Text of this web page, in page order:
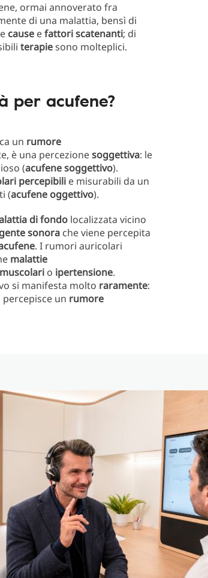
ormai annoverato fra
di una malattia, bensì di
cause efattori scatenanti; di
terapiesono molteplici.
per acufene?
un rumore
è una percezionesoggettiva: le
(acufene soggettivo).
percepibili e misurabili da un
(acufene oggettivo).
di fondo localizzata vicino
sonora che viene percepita
. I rumori auricolari
malattie
o ipertensione.
si manifesta molto raramente:
un rumore